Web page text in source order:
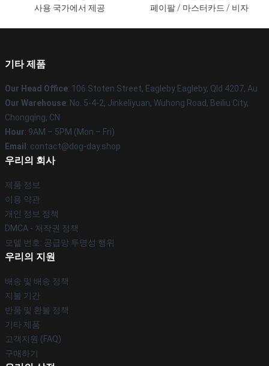
사용 국가에서 제공
페이팔 / 마스터카드 / 비자
기타 제품
Our Head Office: 106 Stoten Street, Eagleby Eagleby, Qld 4207, Au
Our Warehouse: No. 5-4-2, Jinkeliyuan, Wuhong Road, Beiliu City,
Chongqing, CN
Hour: 9AM – 5PM (Mon – Fri)
Email : contact@dog-day.shop
우리의 회사
제품 정보
이용 약관
개인 정보 정책
DMCA - 저작권 정책
모델 번호: 공급망 투명성 행위
우리의 지원
배송 및 배송 정책
지불 기간
반품 및 환불 정책
기타 제품
고객지원 (FAQ)
구매하기